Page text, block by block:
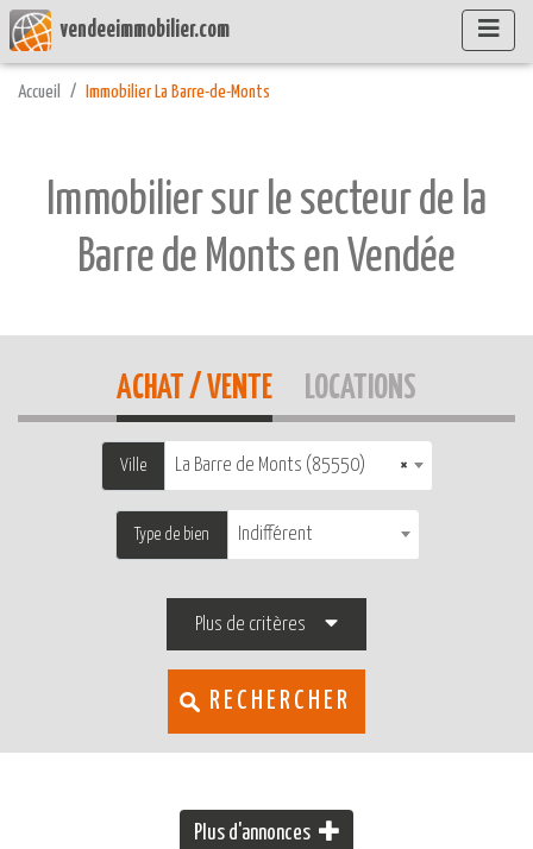
vendeeimmobilier.com
Accueil Immobilier La Barre-de-Monts
Immobilier sur le secteur de la
Barre de Monts en Vendée
ACHAT / VENTE LOCATIONS
Ville ×
La Barre de Monts (85550)
Type de bien Indifférent
Plus de critères
RECHERCHER
Plus d'annonces